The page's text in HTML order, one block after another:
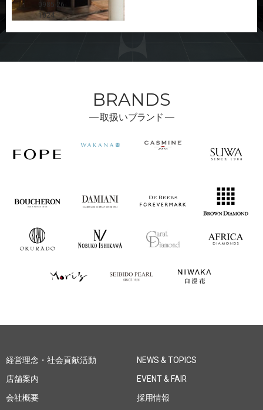
0985-26-
1024
BRANDS
―取扱いブランド ―
経営理念・社会貢献活動
店舗案内
会社概要
NEWS & TOPICS
EVENT & FAIR
採用情報